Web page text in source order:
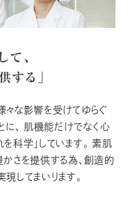
て、
する」
々な影響を受けてゆらぐ
に、 肌機能だけでなく心
科学」しています。 素肌
さを提供する為、創造的
してまいります。